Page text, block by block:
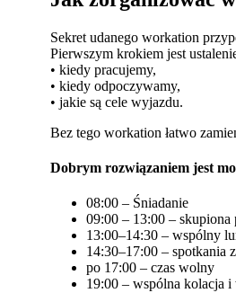
Sekret udanego workation
Pierwszym krokiem jest
• kiedy pracujemy,
• kiedy odpoczywamy,
• jakie są cele wyjazdu.
Bez tego workation łatwo
Dobrym rozwiązaniem jest
08:00 – Śniadanie
09:00 – 13:00 – skupiona
13:00–14:30 – wspólny
14:30–17:00 – spotkania
po 17:00 – czas wolny
19:00 – wspólna kolacja